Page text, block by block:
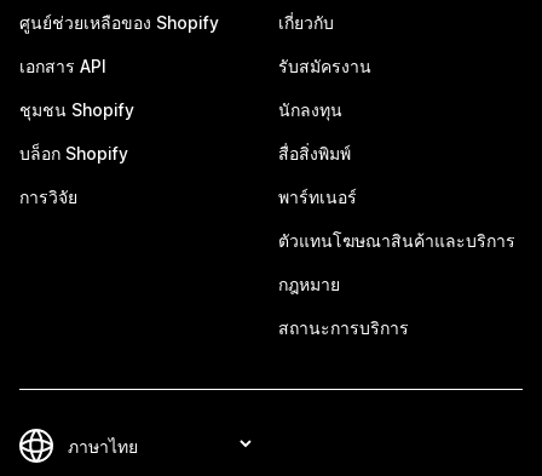
ศูนย์ช่วยเหลือของ Shopify
เอกสาร API
ชุมชน Shopify
บล็อก Shopify
การวิจัย
เกี่ยวกับ
รับสมัครงาน
นักลงทุน
สื่อสิ่งพิมพ์
พาร์ทเนอร์
ตัวแทนโฆษณาสินค้าและบริการ
กฎหมาย
สถานะการบริการ